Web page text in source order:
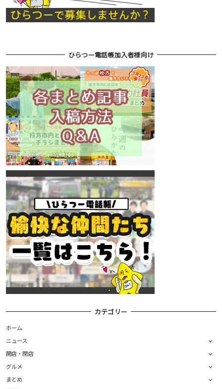
ひらつー電話帳加入者様向け
カテゴリー
ホーム
ニュース
開店・閉店
グルメ
まとめ